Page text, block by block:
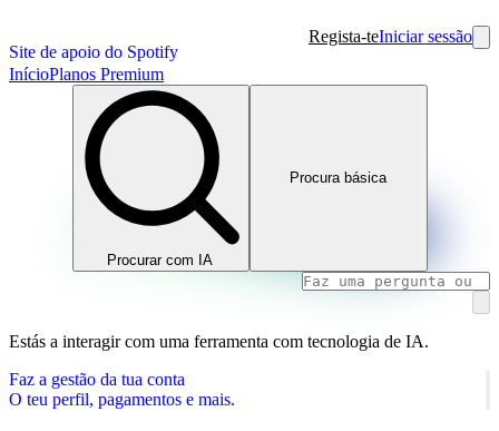
Site de apoio do Spotify
Regista-teIniciar sessão
InícioPlanos Premium
Procurar com IA
Procura básica
Estás a interagir com uma ferramenta com tecnologia de IA.
Faz a gestão da tua conta
O teu perfil, pagamentos e mais.